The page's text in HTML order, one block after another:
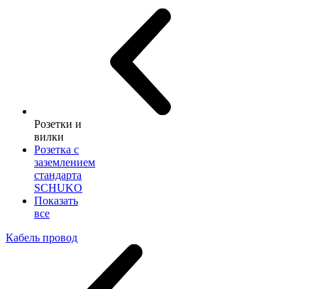
Розетки и
вилки
Розетка с
заземлением
стандарта
SCHUKO
Показать
все
Кабель провод